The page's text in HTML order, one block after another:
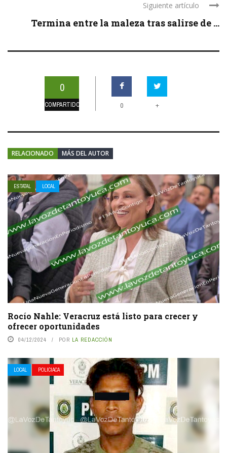
Siguiente artículo
Termina entre la maleza tras salirse de ...
0
COMPARTIDOS 0 +
RELACIONADO MÁS DEL AUTOR
ESTATAL LOCAL
Rocío Nahle: Veracruz está listo para crecer y
ofrecer oportunidades
04/12/2024 POR LA REDACCIÓN
LOCAL POLICIACA